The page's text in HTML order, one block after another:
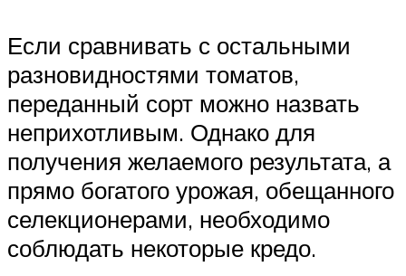
Если сравнивать с остальными
разновидностями томатов,
переданный сорт можно назвать
неприхотливым. Однако для
получения желаемого результата, а
прямо богатого урожая, обещанного
селекционерами, необходимо
соблюдать некоторые кредо.